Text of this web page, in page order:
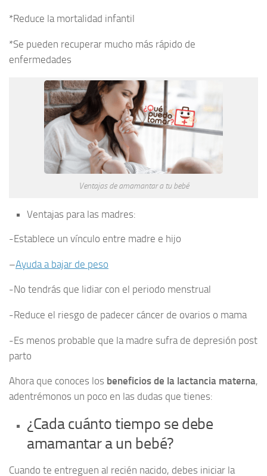
*Reduce la mortalidad infantil
*Se pueden recuperar mucho más rápido de
enfermedades
Ventajas de amamantar a tu bebé
Ventajas para las madres:
-Establece un vínculo entre madre e hijo
–Ayuda a bajar de peso
-No tendrás que lidiar con el periodo menstrual
-Reduce el riesgo de padecer cáncer de ovarios o mama
-Es menos probable que la madre sufra de depresión post
parto
Ahora que conoces los beneficios de la lactancia materna,
adentrémonos un poco en las dudas que tienes:
¿Cada cuánto tiempo se debe
amamantar a un bebé?
Cuando te entreguen al recién nacido, debes iniciar la